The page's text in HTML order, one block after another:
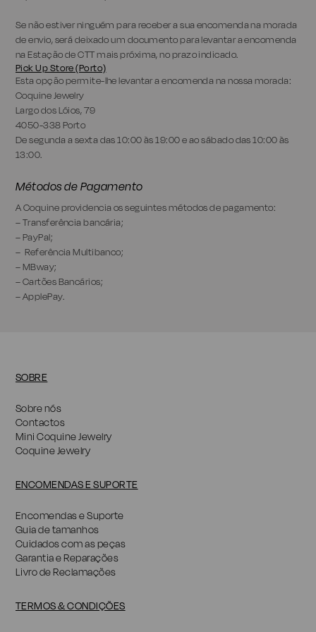
Se não estiver ninguém para receber a sua encomenda na morada
de envio, será deixado um documento para levantar a encomenda
na Estação de CTT mais próxima, no prazo indicado.
Pick Up Store (Porto)
Esta opção permite-lhe levantar a encomenda na nossa morada:
Coquine Jewelry
Largo dos Lóios, 79
4050-338 Porto
De segunda a sexta das 10:00 às 19:00 e ao sábado das 10:00 às
13:00.
Métodos de Pagamento
A Coquine providencia os seguintes métodos de pagamento:
– Transferência bancária;
– PayPal;
– Referência Multibanco;
– MBway;
– Cartões Bancários;
– ApplePay.
SOBRE
Sobre nós
Contactos
Mini Coquine Jewelry
Coquine Jewelry
ENCOMENDAS E SUPORTE
Encomendas e Suporte
Guia de tamanhos
Cuidados com as peças
Garantia e Reparações
Livro de Reclamações
TERMOS & CONDIÇÕES